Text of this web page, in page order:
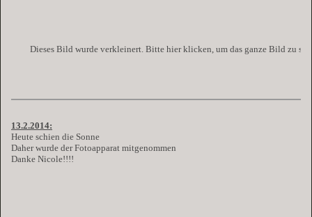
Dieses Bild wurde verkleinert. Bitte hier klicken, um das ganze Bild zu
13.2.2014:
Heute schien die Sonne
Daher wurde der Fotoapparat mitgenommen
Danke Nicole!!!!